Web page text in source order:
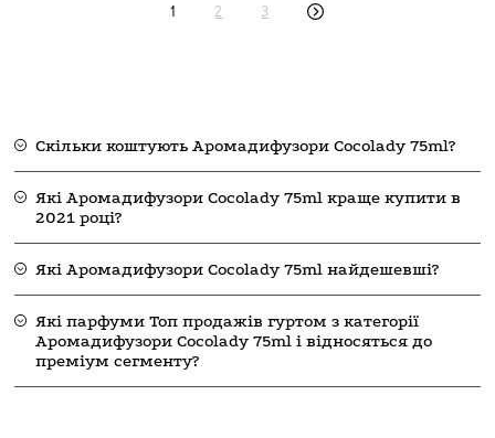
1 2 3
Скільки коштують Аромадифузори Cocolady 75ml?
Які Аромадифузори Cocolady 75ml краще купити в
2021 році?
Які Аромадифузори Cocolady 75ml найдешевші?
Які парфуми Топ продажів гуртом з категорії
Аромадифузори Cocolady 75ml і відносяться до
преміум сегменту?